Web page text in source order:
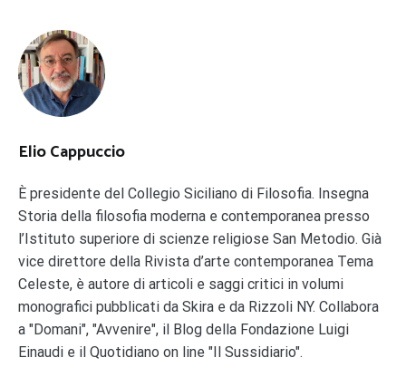
Elio Cappuccio
È presidente del Collegio Siciliano di Filosofia. Insegna
Storia della filosofia moderna e contemporanea presso
l’Istituto superiore di scienze religiose San Metodio. Già
vice direttore della Rivista d’arte contemporanea Tema
Celeste, è autore di articoli e saggi critici in volumi
monografici pubblicati da Skira e da Rizzoli NY. Collabora
a "Domani", "Avvenire", il Blog della Fondazione Luigi
Einaudi e il Quotidiano on line "Il Sussidiario".